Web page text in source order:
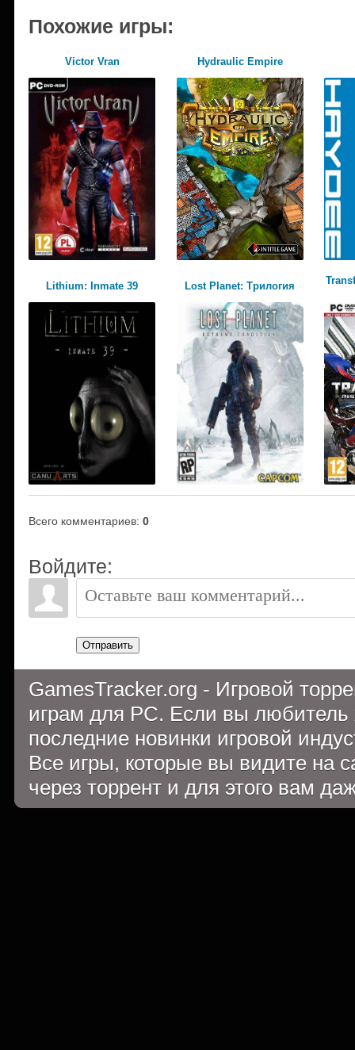
Похожие игры:
Victor Vran Hydraulic Empire
Lithium: Inmate 39 Lost Planet: Трилогия
Всего комментариев: 0
Войдите:
Отправить
GamesTracker.org - Игровой
играм для PC. Если вы
последние новинки игровой
Все игры, которые вы видите на
через торрент и для этого вам